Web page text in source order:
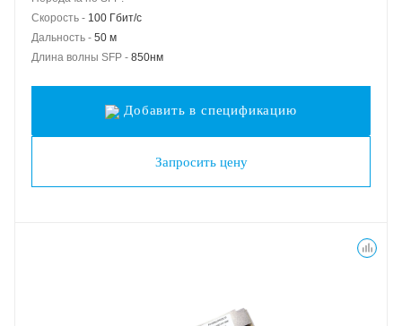
Скорость - 100 Гбит/с
Дальность - 50 м
Длина волны SFP - 850нм
Добавить в спецификацию
Запросить цену